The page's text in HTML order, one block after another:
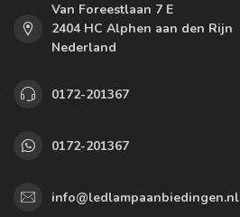
Van Foreestlaan 7 E
2404 HC Alphen aan den Rijn
Nederland
0172-201367
0172-201367
info@ledlampaanbiedingen.nl